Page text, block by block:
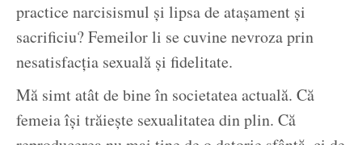
practice narcisismul și lipsa de atașament și
sacrificiu? Femeilor li se cuvine nevroza prin
nesatisfacția sexuală și fidelitate.
Mă simt atât de bine în societatea actuală. Că
femeia își trăiește sexualitatea din plin. Că